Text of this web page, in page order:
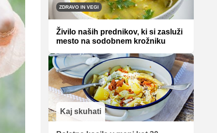
ZDRAVO IN VEGI
Živilo naših prednikov, ki si zasluži
mesto na sodobnem krožniku
Kaj skuhati